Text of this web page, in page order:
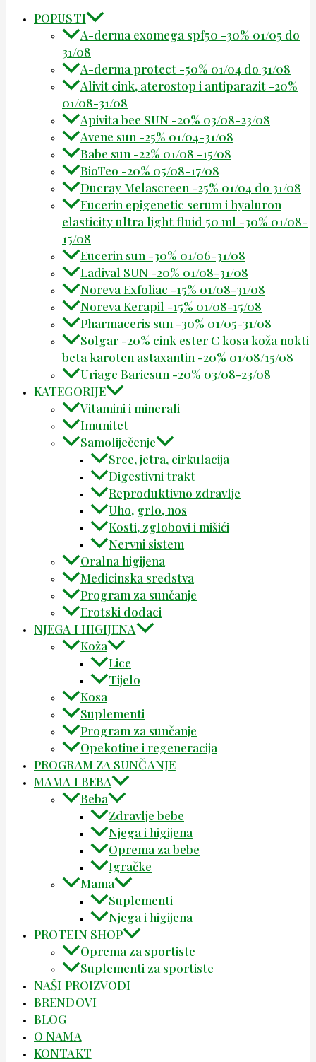
POPUSTI
A-derma exomega spf50 -30% 01/05 do
31/08
A-derma protect -50% 01/04 do 31/08
Alivit cink, aterostop i antiparazit -20%
01/08-31/08
Apivita bee SUN -20% 03/08-23/08
Avene sun -25% 01/04-31/08
Babe sun -22% 01/08 -15/08
BioTeo -20% 05/08-17/08
Ducray Melascreen -25% 01/04 do 31/08
Eucerin epigenetic serum i hyaluron
elasticity ultra light fluid 50 ml -30% 01/08-
15/08
Eucerin sun -30% 01/06-31/08
Ladival SUN -20% 01/08-31/08
Noreva Exfoliac -15% 01/08-31/08
Noreva Kerapil -15% 01/08-15/08
Pharmaceris sun -30% 01/05-31/08
Solgar -20% cink ester C kosa koža nokti
beta karoten astaxantin -20% 01/08/15/08
Uriage Bariesun -20% 03/08-23/08
KATEGORIJE
Vitamini i minerali
Imunitet
Samoliječenje
Srce, jetra, cirkulacija
Digestivni trakt
Reproduktivno zdravlje
Uho, grlo, nos
Kosti, zglobovi i mišići
Nervni sistem
Oralna higijena
Medicinska sredstva
Program za sunčanje
Erotski dodaci
NJEGA I HIGIJENA
Koža
Lice
Tijelo
Kosa
Suplementi
Program za sunčanje
Opekotine i regeneracija
PROGRAM ZA SUNČANJE
MAMA I BEBA
Beba
Zdravlje bebe
Njega i higijena
Oprema za bebe
Igračke
Mama
Suplementi
Njega i higijena
PROTEIN SHOP
Oprema za sportiste
Suplementi za sportiste
NAŠI PROIZVODI
BRENDOVI
BLOG
O NAMA
KONTAKT